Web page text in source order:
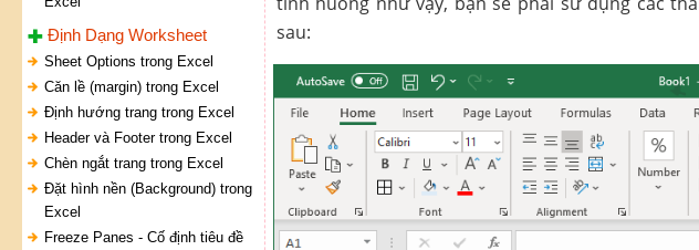
Định Dạng Worksheet
Sheet Options trong Excel
Căn lề (margin) trong Excel
Định hướng trang trong Excel
Header và Footer trong Excel
Chèn ngắt trang trong Excel
Đặt hình nền (Background) trong
Excel
Freeze Panes - Cố định tiêu đề
sau: